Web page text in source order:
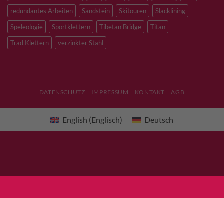
redundantes Arbeiten
Sandstein Skitouren
Slacklining
Speleologie
Sportklettern Tibetan Bridge
Titan
Trad Klettern
verzinkter Stahl
DATENSCHUTZ IMPRESSUM KONTAKT AGB
English (Englisch) Deutsch